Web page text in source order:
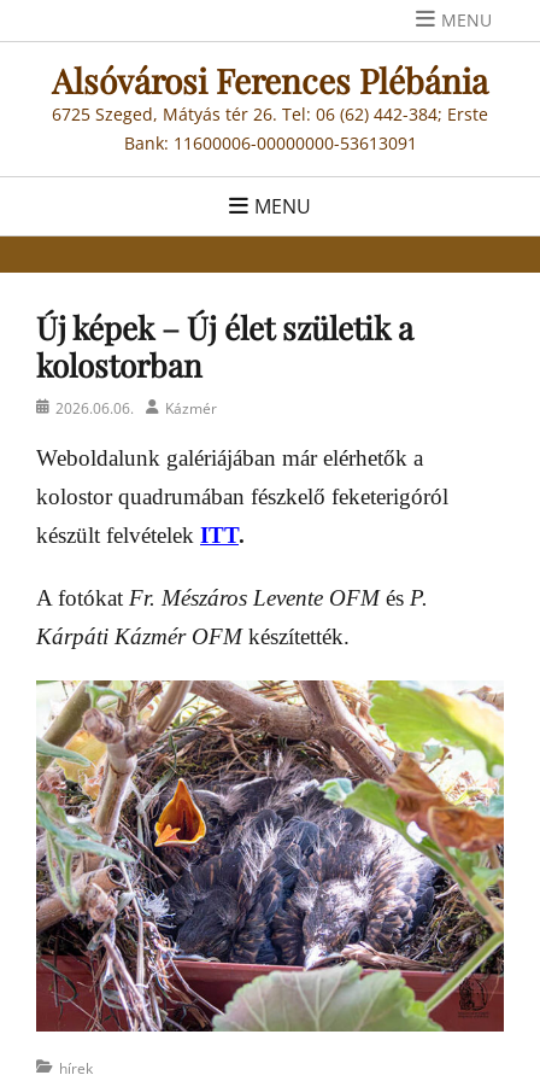
to
content
MENU
Alsóvárosi Ferences Plébánia
6725 Szeged, Mátyás tér 26. Tel: 06 (62) 442-384; Erste
Bank: 11600006-00000000-53613091
MENU
Új képek – Új élet születik a
kolostorban
Posted2026.06.06. AuthorKázmér
Weboldalunk galériájában már elérhetők a
kolostor quadrumában fészkelő feketerigóról
készült felvételek ITT.
A fotókat Fr. Mészáros Levente OFMés P.
Kárpáti Kázmér OFMkészítették.
Categories
hírek